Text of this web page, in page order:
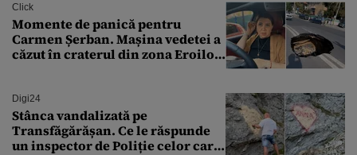
Click
Momente de panică pentru
Carmen Șerban. Mașina vedetei a
căzut în craterul din zona Eroilor:
Digi24
Stânca vandalizată pe
Transfăgărășan. Ce le răspunde
un inspector de Poliție celor care